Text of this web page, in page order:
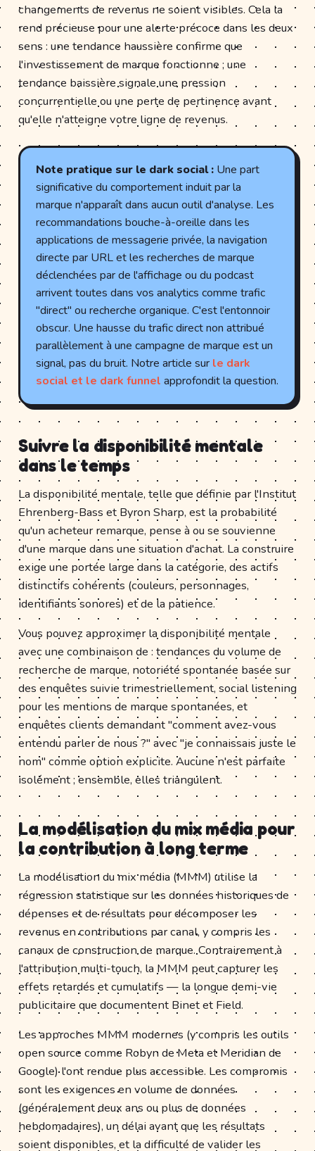
changements de revenus ne soient visibles. Cela la
rend précieuse pour une alerte précoce dans les deux
sens : une tendance haussière confirme que
l'investissement de marque fonctionne ; une
tendance baissière signale une pression
concurrentielle ou une perte de pertinence avant
qu'elle n'atteigne votre ligne de revenus.
Note pratique sur le dark social :Une part
significative du comportement induit par la
marque n'apparaît dans aucun outil d'analyse. Les
recommandations bouche-à-oreille dans les
applications de messagerie privée, la navigation
directe par URL et les recherches de marque
déclenchées par de l'affichage ou du podcast
arrivent toutes dans vos analytics comme trafic
"direct" ou recherche organique. C'est l'entonnoir
obscur. Une hausse du trafic direct non attribué
parallèlement à une campagne de marque est un
signal, pas du bruit. Notre article sur le dark
social et le dark funnel approfondit la question.
Suivre la disponibilité mentale
dans le temps
La disponibilité mentale, telle que définie par l'Institut
Ehrenberg-Bass et Byron Sharp, est la probabilité
qu'un acheteur remarque, pense à ou se souvienne
d'une marque dans une situation d'achat. La construire
exige une portée large dans la catégorie, des actifs
distinctifs cohérents (couleurs, personnages,
identifiants sonores) et de la patience.
Vous pouvez approximer la disponibilité mentale
avec une combinaison de : tendances du volume de
recherche de marque, notoriété spontanée basée sur
des enquêtes suivie trimestriellement, social listening
pour les mentions de marque spontanées, et
enquêtes clients demandant "comment avez-vous
entendu parler de nous ?" avec "je connaissais juste le
nom" comme option explicite. Aucune n'est parfaite
isolément ; ensemble, elles triangulent.
La modélisation du mix média pour
la contribution à long terme
La modélisation du mix média (MMM) utilise la
régression statistique sur les données historiques de
dépenses et de résultats pour décomposer les
revenus en contributions par canal, y compris les
canaux de construction de marque. Contrairement à
l'attribution multi-touch, la MMM peut capturer les
effets retardés et cumulatifs — la longue demi-vie
publicitaire que documentent Binet et Field.
Les approches MMM modernes (y compris les outils
open source comme Robyn de Meta et Meridian de
Google) l'ont rendue plus accessible. Les compromis
sont les exigences en volume de données
(généralement deux ans ou plus de données
hebdomadaires), un délai avant que les résultats
soient disponibles, et la difficulté de valider les